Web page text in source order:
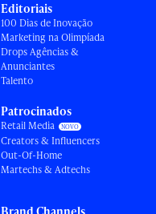
Editoriais
100 Dias de Inovação
Marketing na Olimpíada
Drops Agências &
Anunciantes
Talento
Patrocinados
Retail Media
Creators & Influencers
Out-Of-Home
Martechs & Adtechs